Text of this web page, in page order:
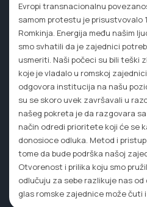
Evropi transnacionalnu
samom protestu je prisustvovalo
Romkinja. Energija među našim
smo svhatili da je zajednici
usmeriti. Naši počeci su bili teški
koje je vladalo u romskoj
odgovora institucija na našu
su se skoro uvek završavali u
našeg pokreta je da razgovara
način odredi prioritete koji će se
donosioce odluka. Metod i
tome da bude podrška našoj
Otvorenost i prilika koju smo
odlučuju za sebe razlikuje nas od
glas romske zajednice može čuti